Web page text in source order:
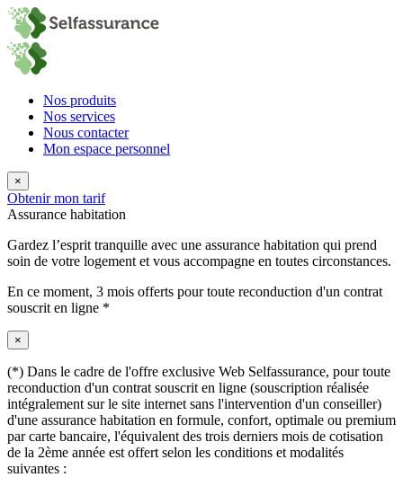
Nos produits
Nos services
Nous contacter
Mon espace personnel
×
Obtenir mon tarif
Assurance habitation
Gardez l’esprit tranquille avec une assurance habitation qui prend
soin de votre logement et vous accompagne en toutes circonstances.
En ce moment, 3 mois offerts pour toute reconduction d'un contrat
souscrit en ligne *
×
(*) Dans le cadre de l'offre exclusive Web Selfassurance, pour toute
reconduction d'un contrat souscrit en ligne (souscription réalisée
intégralement sur le site internet sans l'intervention d'un conseiller)
d'une assurance habitation en formule, confort, optimale ou premium
par carte bancaire, l'équivalent des trois derniers mois de cotisation
de la 2ème année est offert selon les conditions et modalités
suivantes :